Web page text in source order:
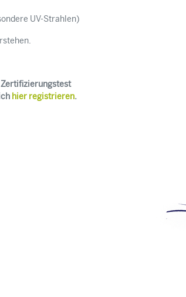
UV-Strahlen)
Zertifizierungstest
hier registrieren.